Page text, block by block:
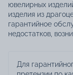
ювелирных
изделия из
гарантийное
недостатков,
Для